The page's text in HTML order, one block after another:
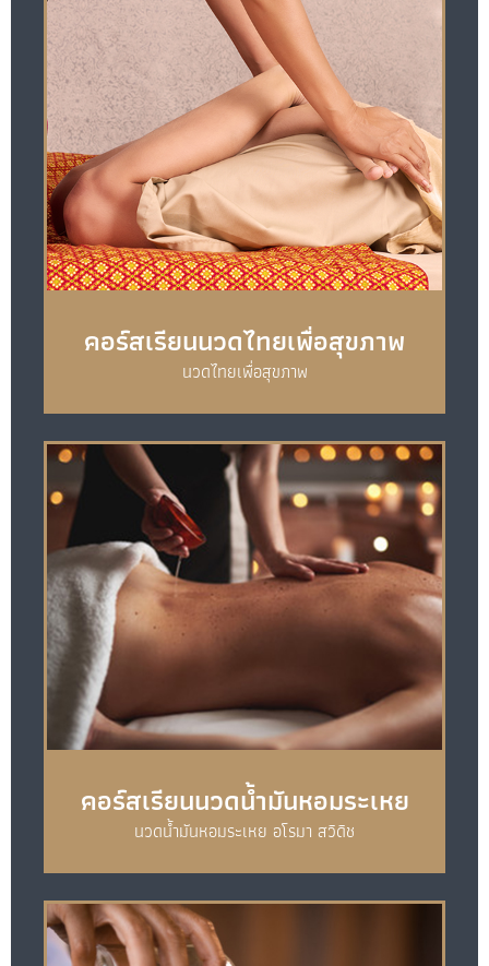
คอร์สเรียนนวดไทยเพื่อสุขภาพ
นวดไทยเพื่อสุขภาพ
คอร์สเรียนนวดน้ำมันหอมระเหย
นวดน้ำมันหอมระเหย อโรมา สวิดิช